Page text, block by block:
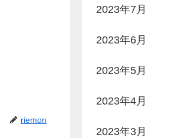
riemon
2023年7月
2023年6月
2023年5月
2023年4月
2023年3月